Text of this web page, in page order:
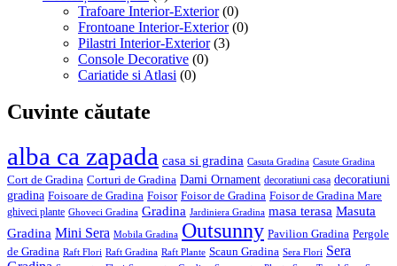
Trafoare Interior-Exterior (0)
Frontoane Interior-Exterior (0)
Pilastri Interior-Exterior (3)
Console Decorative (0)
Cariatide si Atlasi (0)
Cuvinte căutate
alba ca zapada casa si gradina Casuta Gradina Casute Gradina
Cort de Gradina Corturi de Gradina Dami Ornament decoratiuni casa decoratiuni
gradina Foisoare de Gradina Foisor Foisor de Gradina Foisor de Gradina Mare
ghiveci plante Ghoveci Gradina Gradina Jardiniera Gradina masa terasa Masuta
Gradina Mini Sera Mobila Gradina Outsunny Pavilion Gradina Pergole
de Gradina Raft Flori Raft Gradina Raft Plante Scaun Gradina Sera Flori Sera